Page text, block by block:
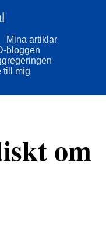
Mina artiklar
bloggen
till mig
om